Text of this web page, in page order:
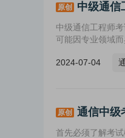
原创 中级通信
中级通信工程师
可能因专业领域
2024-07-04
原创 通信中级
首先必须了解考